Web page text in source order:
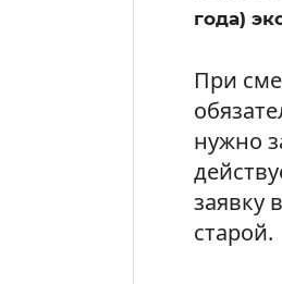
года)
При
нужно
заявку
старой.